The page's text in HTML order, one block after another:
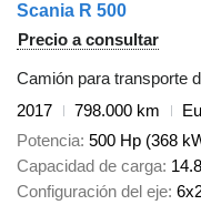
Scania R 500
Precio a consultar
Camión para transporte
2017
798.000 km
Potencia 500 Hp (368
Capacidad de carga
Configuración del eje